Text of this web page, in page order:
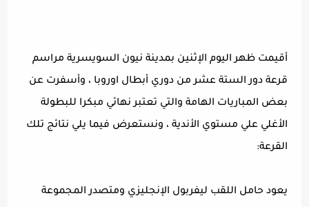
أقيمت ظهر اليوم الإثنين بمدينة نيون السويسرية مراسم
قرعة دور الستة عشر من دوري أبطال اوروبا ، وأسفرت عن
بعض المباريات الهامة والتي تعتبر نهائي مبكرا للبطولة
الأغلي علي مستوي الأندية ، ونستعرض فيما يلي نتائج تلك
القرعة:
يعود حامل اللقب ليفربول الإنجليزي ومتصدر المجموعة